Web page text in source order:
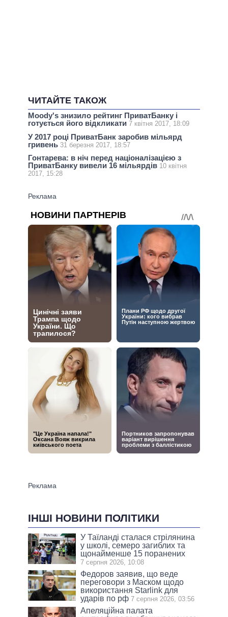
ЧИТАЙТЕ ТАКОЖ
Moody's знизило рейтинг ПриватБанку і
готується його відкликати 7 квітня 2017, 18:09
У 2017 році ПриватБанк заробив мільярд
гривень 31 березня 2017, 18:57
Гонтарева: в ніч перед націоналізацією з
ПриватБанку вивели 16 мільярдів 10 квітня
2017, 15:28
ІНШІ НОВИНИ ПОЛІТИКИ
У Таїланді сталася стрілянина
у школі, семеро загиблих та
щонайменше 15 поранених
7 серпня 2026, 10:08
Федоров заявив, що веде
переговори з Маском щодо
використання Starlink для
ударів по рф 7 серпня 2026, 03:56
Апеляційна палата